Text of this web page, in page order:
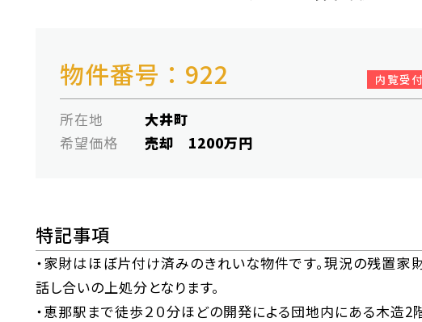
物件番号：922 内覧受
所在地
大井町
希望価格
売却 1200万円
特記事項
・家財はほぼ片付け済みのきれいな物件です。現況の残置
話し合いの上処分となります。
・恵那駅まで徒歩２０分ほどの開発による団地内にある木造2